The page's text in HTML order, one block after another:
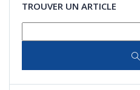
panier
TROUVER UN ARTICLE